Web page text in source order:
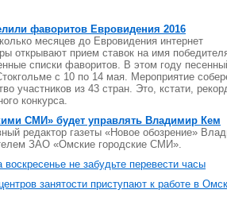
фаворитов Евровидения 2016
месяцев до Евровидения интернет
открывают прием ставок на имя
списки фаворитов. В этом году
с 10 по 14 мая. Мероприятие
участников из 43 стран. Это, кстати,
конкурса.
СМИ» будет управлять Владимир Кем
редактор газеты «Новое обозрение»
ЗАО «Омские городские СМИ».
не забудьте перевести часы
занятости приступают к работе в